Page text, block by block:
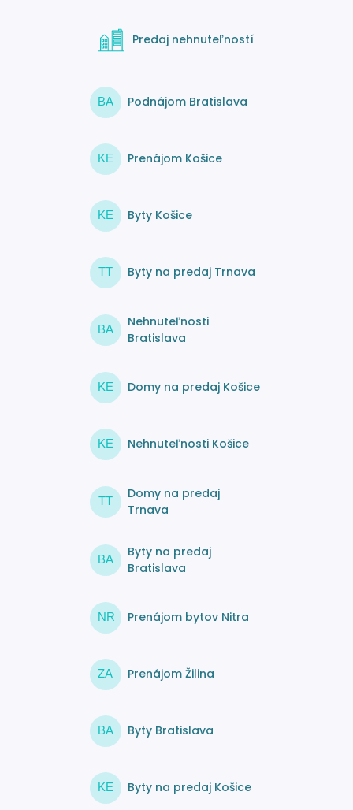
Predaj nehnuteľností
BA Podnájom Bratislava
KE Prenájom Košice
KE Byty Košice
TT Byty na predaj Trnava
BA
Nehnuteľnosti
Bratislava
KE Domy na predaj Košice
KE Nehnuteľnosti Košice
TT
Domy na predaj
Trnava
BA
Byty na predaj
Bratislava
NR Prenájom bytov Nitra
ZA Prenájom Žilina
BA Byty Bratislava
KE Byty na predaj Košice